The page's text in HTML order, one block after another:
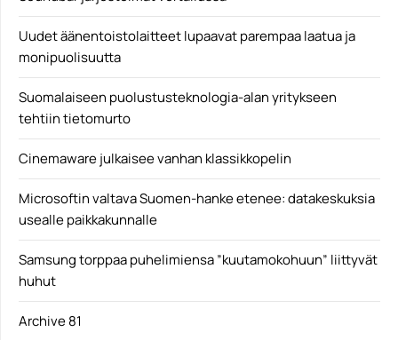
amecuben+ohjaim...
Uudet äänentoistolaitteet lupaavat parempaa laatua ja
monipuolisuutta
Suomalaiseen puolustusteknologia-alan yritykseen
tehtiin tietomurto
Cinemaware julkaisee vanhan klassikkopelin
Microsoftin valtava Suomen-hanke etenee: datakeskuksia
usealle paikkakunnalle
Samsung torppaa puhelimiensa ”kuutamokohuun” liittyvät
huhut
Archive 81